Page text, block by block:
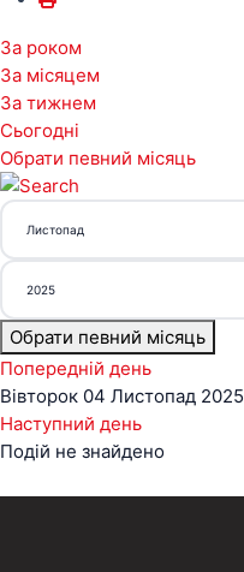
За роком
За місяцем
За тижнем
Сьогодні
Обрати певний місяць
Обрати певний місяць
Попередній день
Вівторок 04 Листопад 2025
Наступний день
Подій не знайдено